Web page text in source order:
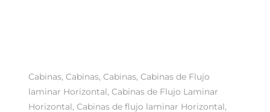
Cabinas, Cabinas, Cabinas, Cabinas de Flujo
laminar Horizontal, Cabinas de Flujo Laminar
Horizontal, Cabinas de flujo laminar Horizontal,